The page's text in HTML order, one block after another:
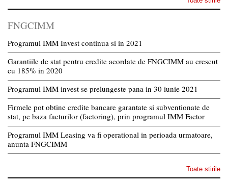
FNGCIMM
Programul IMM Invest continua si in 2021
Garantiile de stat pentru credite acordate de FNGCIMM au crescut
cu 185% in 2020
Programul IMM invest se prelungeste pana in 30 iunie 2021
Firmele pot obtine credite bancare garantate si subventionate de
stat, pe baza facturilor (factoring), prin programul IMM Factor
Programul IMM Leasing va fi operational in perioada urmatoare,
anunta FNGCIMM
Toate stirile